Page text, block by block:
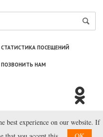
СТАТИСТИКА ПОСЕЩЕНИЙ
ПОЗВОНИТЬ НАМ
2003—2026.
best experience on our website. If